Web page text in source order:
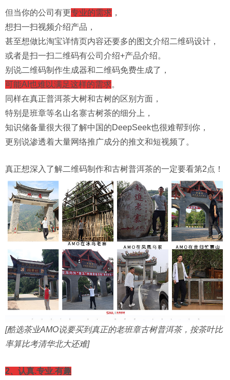
但当你的公司有更专业的需求 ，
想扫一扫视频介绍产品，
甚至想做比淘宝详情页内容还要多的图文介绍二维码设计，
或者是扫一扫二维码有公司介绍+产品介绍。
别说二维码制作生成器和二维码免费生成了，
可能AI也难以满足这样的需求。
同样在真正普洱茶大树和古树的区别方面，
特别是班章等名山名寨古树茶的细分上，
知识储备量很大很了解中国的DeepSeek也很难帮到你，
更别说渗透着大量网络推广成分的推文和短视频了。
真正想深入了解二维码制作和古树普洱茶的一定要看第2点！
[酷选茶业AMO说要买到真正的老班章古树普洱茶，按茶叶比
率算比考清华北大还难]
2、认真.专业.有趣